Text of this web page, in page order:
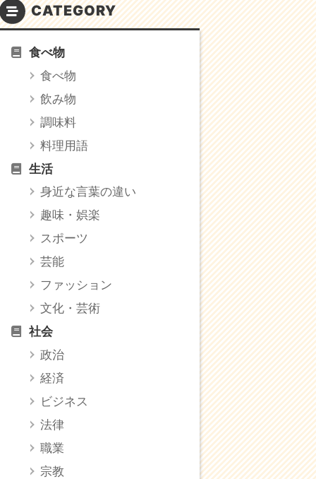
CATEGORY
食べ物
食べ物
飲み物
調味料
料理用語
生活
身近な言葉の違い
趣味・娯楽
スポーツ
芸能
ファッション
文化・芸術
社会
政治
経済
ビジネス
法律
職業
宗教